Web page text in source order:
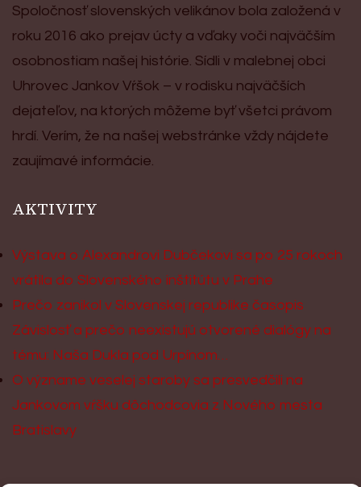
Spoločnosť slovenských velikánov bola založená v
roku 2016 ako prejav úcty a vďaky voči najväčším
osobnostiam našej histórie. Sídli v malebnej obci
Uhrovec Jankov Vŕšok – v rodisku najväčších
dejateľov, na ktorých môžeme byť všetci právom
hrdí. Verím, že na našej webstránke vždy nájdete
zaujímavé informácie.
AKTIVITY
Výstava o Alexandrovi Dubčekovi sa po 25 rokoch
vrátila do Slovenského inštitútu v Prahe
Prečo zanikol v Slovenskej republike časopis
Závislosť a prečo neexistujú otvorené dialógy na
tému: Naša Dukla pod Urpínom…
O význame veselej staroby sa presvedčili na
Jankovom vŕšku dôchodcovia z Nového mesta
Bratislavy